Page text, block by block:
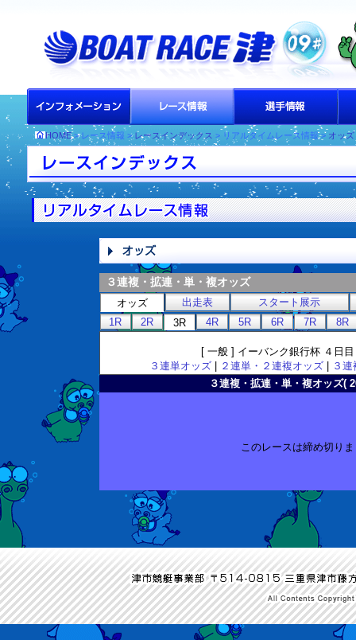
HOME> レース情報 >レースインデックス > リアルタイムレース情報 > オッズ
３連複・拡連・単・複オッズ
オッズ 出走表
スタート展示
1R
2R 3R 4R 5R 6R 7R 8R
[ 一般 ] イーバンク銀行杯 ４
３連単オッズ| ２連単・２連複オッズ|
３
３連複・拡連・単・複オッズ(
このレースは締め切り